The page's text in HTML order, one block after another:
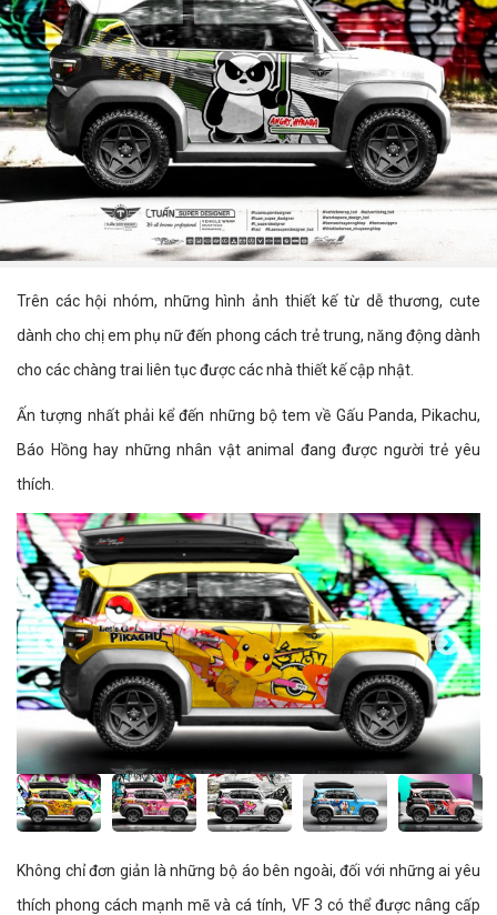
Trên các hội nhóm, những hình ảnh thiết kế từ dễ thương, cute
dành cho chị em phụ nữ đến phong cách trẻ trung, năng động dành
cho các chàng trai liên tục được các nhà thiết kế cập nhật.
Ấn tượng nhất phải kể đến những bộ tem về Gấu Panda, Pikachu,
Báo Hồng hay những nhân vật animal đang được người trẻ yêu
thích.
Không chỉ đơn giản là những bộ áo bên ngoài, đối với những ai yêu
thích phong cách mạnh mẽ và cá tính, VF 3 có thể được nâng cấp